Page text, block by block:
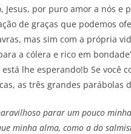
Jesus, por puro amor a nós e
de graças que podemos
mas sim com a própria
a cólera e rico em
lhe esperando!b Se você
as três grandes parábolas
parar um pouco
minha alma, como a do